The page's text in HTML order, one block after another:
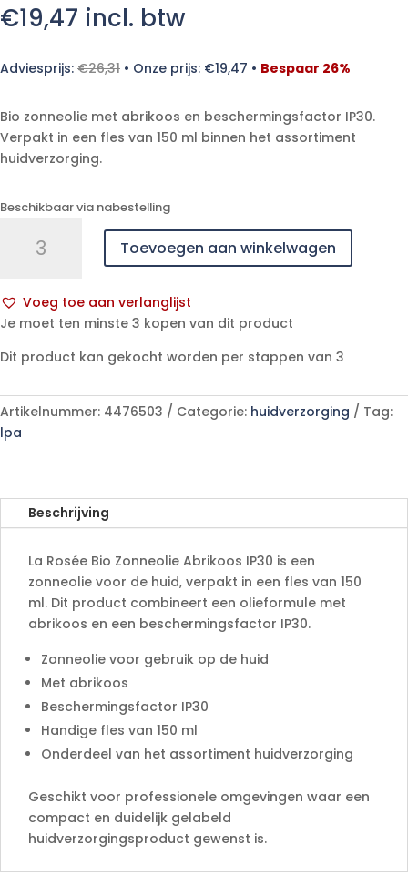
€19,47 incl. btw
Adviesprijs: €26,31 • Onze prijs: €19,47 • Bespaar 26%
Bio zonneolie met abrikoos en beschermingsfactor IP30.
Verpakt in een fles van 150 ml binnen het assortiment
huidverzorging.
Beschikbaar via nabestelling
Rosee
Abrikoos
Ip30
Fl
aantal
Toevoegen aan winkelwagen
Voeg toe aan verlanglijst
A
t
r
n
e
Je moet ten minste 3 kopen van dit product
Dit product kan gekocht worden per stappen van 3
Artikelnummer: 4476503 Categorie: huidverzorging
Tag:
lpa
Beschrijving
La Rosée Bio Zonneolie Abrikoos IP30 is een
zonneolie voor de huid, verpakt in een fles van 150
ml. Dit product combineert een olieformule met
abrikoos en een beschermingsfactor IP30.
Zonneolie voor gebruik op de huid
Met abrikoos
Beschermingsfactor IP30
Handige fles van 150 ml
Onderdeel van het assortiment huidverzorging
Geschikt voor professionele omgevingen waar een
compact en duidelijk gelabeld
huidverzorgingsproduct gewenst is.